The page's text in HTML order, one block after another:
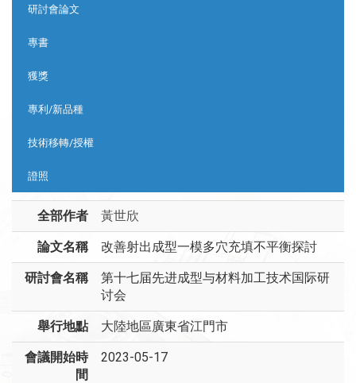
研討會論文
專書
獲獎
專利/新品種
技術移轉/授權
證照
全部作者 黃世欣
論文名稱 改善射出成型一模多穴充填不平衡探討
研討會名稱
第十七届先进成型与材料加工技术国际研
讨会
舉行地點 大陸地區廣東省江門市
會議開始時
間
2023-05-17